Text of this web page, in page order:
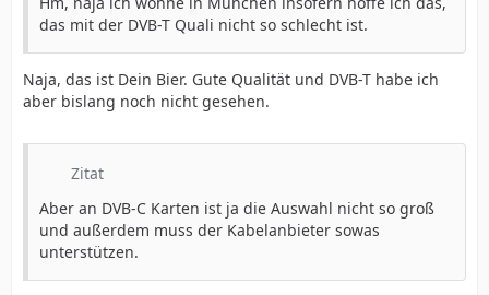
das mit der DVB-T Quali nicht so schlecht ist.
Naja, das ist Dein Bier. Gute Qualität und DVB-T habe ich
aber bislang noch nicht gesehen.
Zitat
Aber an DVB-C Karten ist ja die Auswahl nicht so groß
und außerdem muss der Kabelanbieter sowas
unterstützen.